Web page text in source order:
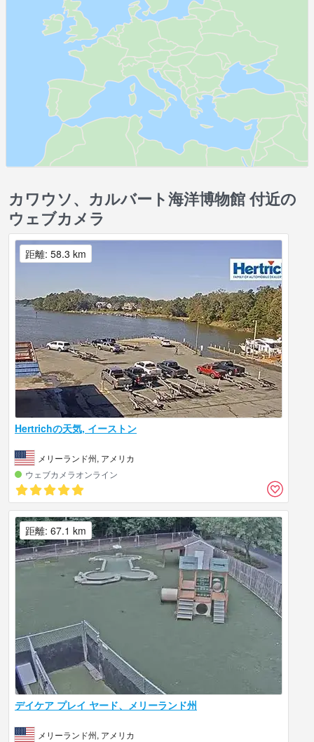
カワウソ、カルバート海洋博物館 付近の
ウェブカメラ
Hertrichの天気, イーストン
メリーランド州, アメリカ
ウェブカメラオンライン
距離: 58.3 km
デイケア プレイ ヤード、メリーランド州
メリーランド州, アメリカ
距離: 67.1 km